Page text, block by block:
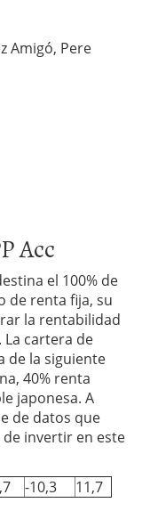
Amigó, Pere
Acc
el 100% de
de renta fija, su
la rentabilidad
cartera de
de la siguiente
40% renta
japonesa. A
de datos que
invertir en este
-10,3 11,7